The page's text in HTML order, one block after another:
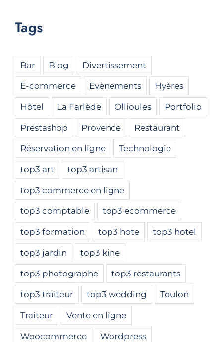
Tags
Bar Blog
Divertissement
E-commerce
Evènements
Hyères
Hôtel
La Farlède Ollioules
Portfolio
Prestashop
Provence
Restaurant
Réservation en ligne
Technologie
top3 art
top3 artisan
top3 commerce en ligne
top3 comptable
top3 ecommerce
top3 formation
top3 hote
top3 hotel
top3 jardin
top3 kine
top3 photographe
top3 restaurants
top3 traiteur
top3 wedding
Toulon
Traiteur
Vente en ligne
Woocommerce
Wordpress